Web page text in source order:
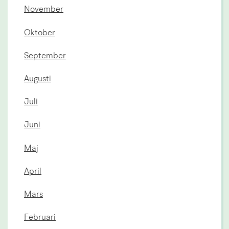
November
Oktober
September
Augusti
Juli
Juni
Maj
April
Mars
Februari